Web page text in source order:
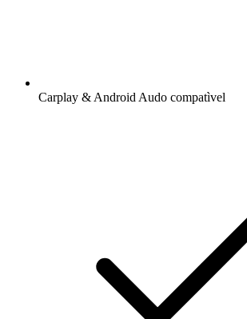
Carplay & Android Audo compatìvel